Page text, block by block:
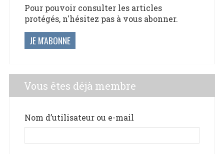
Pour pouvoir consulter les articles
protégés, n'hésitez pas à vous abonner.
JE M'ABONNE
Vous êtes déjà membre
Nom d’utilisateur ou e-mail